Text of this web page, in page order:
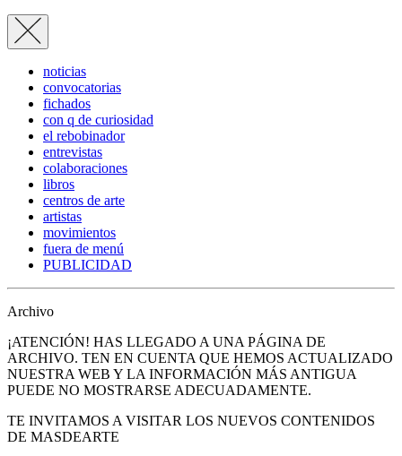
noticias
convocatorias
fichados
con q de curiosidad
el rebobinador
entrevistas
colaboraciones
libros
centros de arte
artistas
movimientos
fuera de menú
PUBLICIDAD
Archivo
¡ATENCIÓN! HAS LLEGADO A UNA PÁGINA DE
ARCHIVO. TEN EN CUENTA QUE HEMOS ACTUALIZADO
NUESTRA WEB Y LA INFORMACIÓN MÁS ANTIGUA
PUEDE NO MOSTRARSE ADECUADAMENTE.
TE INVITAMOS A VISITAR LOS NUEVOS CONTENIDOS
DE MASDEARTE